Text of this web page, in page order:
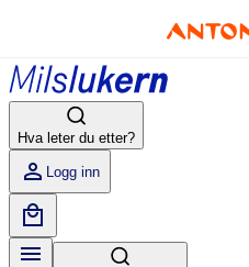
Hva leter du etter?
Logg inn